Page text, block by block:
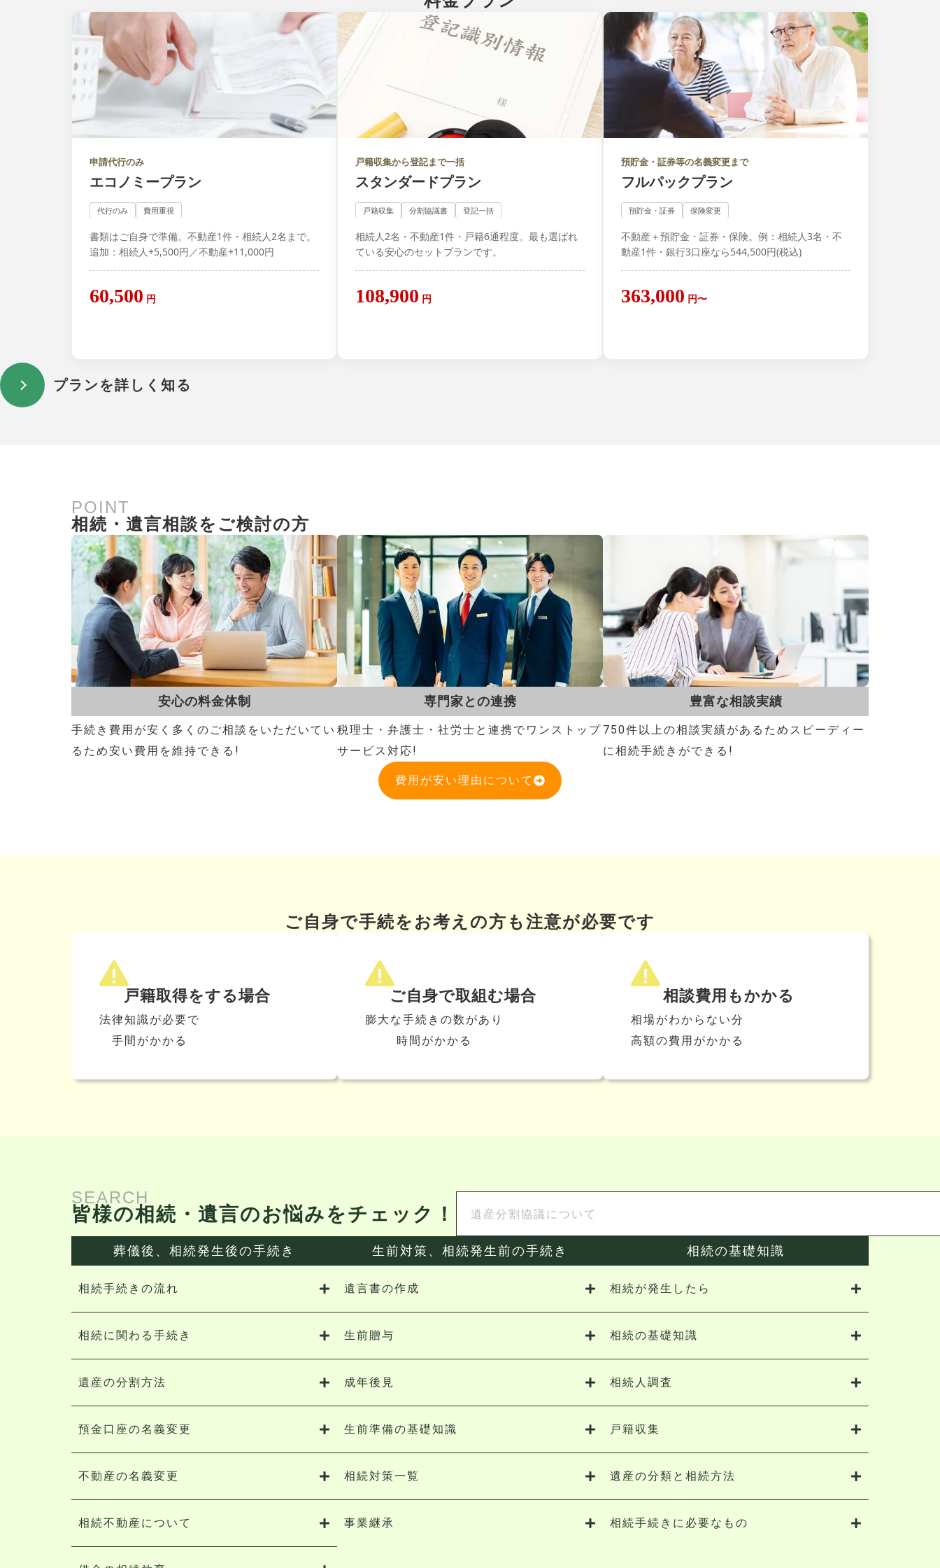
申請代行のみ
エコノミープラン
代行のみ 費用重視
書類はご自身で準備。不動産1件・相続人2名まで。
追加：相続人+5,500円／不動産+11,000円
60,500 円
戸籍収集から登記まで一括
スタンダードプラン
戸籍収集 分割協議書 登記一括
相続人2名・不動産1件・戸籍6通程度。最も選ばれ
ている安心のセットプランです。
108,900 円
預貯金・証券等の名義変更まで
フルパックプラン
預貯金・証券 保険変更
不動産＋預貯金・証券・保険。例：相続人3名・不
動産1件・銀行3口座なら544,500円(税込)
363,000 円〜
プランを詳しく知る
POINT
相続・遺言相談をご検討の方
安心の料金体制
手続き費用が安く多くのご相談をいただいてい
るため安い費用を維持できる!
専門家との連携
税理士・弁護士・社労士と連携でワンストップ
サービス対応!
豊富な相談実績
750件以上の相談実績があるためスピーディー
に相続手続きができる!
費用が安い理由について
ご自身で手続をお考えの方も注意が必要です
戸籍取得をする場合
法律知識が必要で
手間がかかる
ご自身で取組む場合
膨大な手続きの数があり
時間がかかる
相談費用もかかる
相場がわからない分
高額の費用がかかる
SEARCH
皆様の相続・遺言のお悩みをチェック！
葬儀後、相続発生後の手続き
相続手続きの流れ
相続に関わる手続き
遺産の分割方法
預金口座の名義変更
不動産の名義変更
相続不動産について
生前対策、相続発生前の手続き
遺言書の作成
生前贈与
成年後見
生前準備の基礎知識
相続対策一覧
事業継承
相続の基礎知識
相続が発生したら
相続の基礎知識
相続人調査
戸籍収集
遺産の分類と相続方法
相続手続きに必要なもの